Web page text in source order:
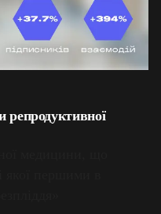
репродуктивної